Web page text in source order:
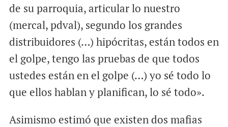
de su parroquia, articular lo nuestro
(mercal, pdval), segundo los grandes
distribuidores (…) hipócritas, están todos en
el golpe, tengo las pruebas de que todos
ustedes están en el golpe (…) yo sé todo lo
que ellos hablan y planifican, lo sé todo».
Asimismo estimó que existen dos mafias